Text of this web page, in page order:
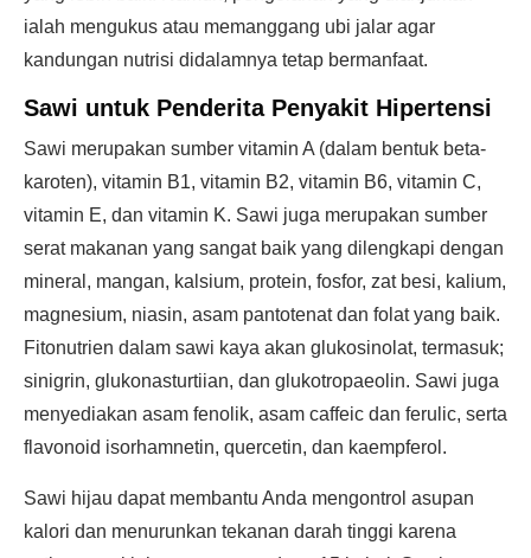
ialah mengukus atau memanggang ubi jalar agar
kandungan nutrisi didalamnya tetap bermanfaat.
Sawi untuk Penderita Penyakit Hipertensi
Sawi merupakan sumber vitamin A (dalam bentuk beta-
karoten), vitamin B1, vitamin B2, vitamin B6, vitamin C,
vitamin E, dan vitamin K. Sawi juga merupakan sumber
serat makanan yang sangat baik yang dilengkapi dengan
mineral, mangan, kalsium, protein, fosfor, zat besi, kalium,
magnesium, niasin, asam pantotenat dan folat yang baik.
Fitonutrien dalam sawi kaya akan glukosinolat, termasuk;
sinigrin, glukonasturtiian, dan glukotropaeolin. Sawi juga
menyediakan asam fenolik, asam caffeic dan ferulic, serta
flavonoid isorhamnetin, quercetin, dan kaempferol.
Sawi hijau dapat membantu Anda mengontrol asupan
kalori dan menurunkan tekanan darah tinggi karena